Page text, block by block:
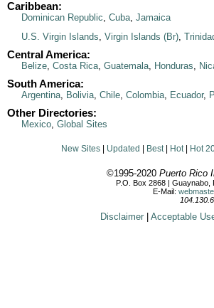
Caribbean:
Dominican Republic, Cuba, Jamaica
U.S. Virgin Islands, Virgin Islands (Br),
Central America:
Belize, Costa Rica, Guatemala, Honduras,
South America:
Argentina, Bolivia, Chile, Colombia, Ecuador,
Other Directories:
Mexico, Global Sites
New Sites Updated Best| Hot| Hot
©1995-2020 Puerto Rico
P.O. Box 2868 | Guaynabo,
E-Mail:
Disclaimer Acceptable